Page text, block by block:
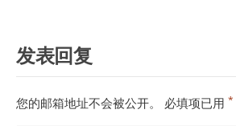
发表回复
您的邮箱地址不会被公开。 必填项已用 *